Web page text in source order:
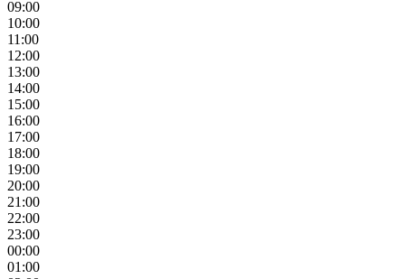
09:00
10:00
11:00
12:00
13:00
14:00
15:00
16:00
17:00
18:00
19:00
20:00
21:00
22:00
23:00
00:00
01:00